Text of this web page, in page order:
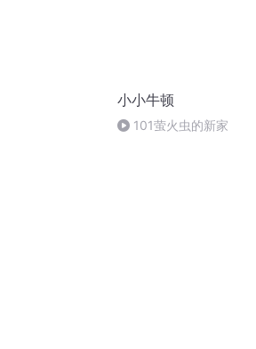
小小牛顿
101萤火虫的新家